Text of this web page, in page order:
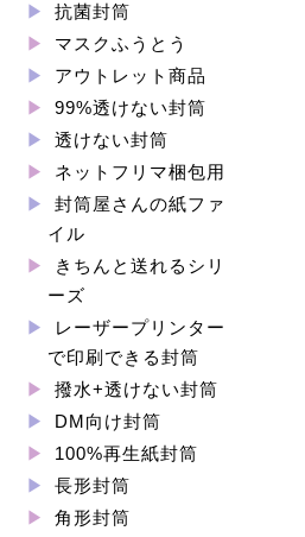
抗菌封筒
マスクふうとう
アウトレット商品
99%透けない封筒
透けない封筒
ネットフリマ梱包用
封筒屋さんの紙ファ
イル
きちんと送れるシリ
ーズ
レーザープリンター
で印刷できる封筒
撥水+透けない封筒
DM向け封筒
100%再生紙封筒
長形封筒
角形封筒